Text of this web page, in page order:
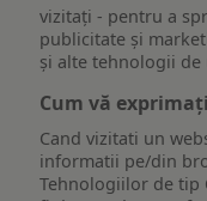
vizitați - pentru a
publicitate și
și alte tehnologii
Cum vă
Cand vizitati un
informatii pe/din
Tehnologiilor de tip